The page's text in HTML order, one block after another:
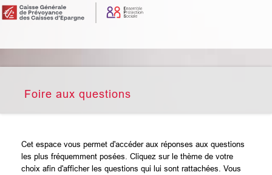
Foire aux questions
Cet espace vous permet d'accéder aux réponses aux questions
les plus fréquemment posées. Cliquez sur le thème de votre
choix afin d'afficher les questions qui lui sont rattachées. Vous